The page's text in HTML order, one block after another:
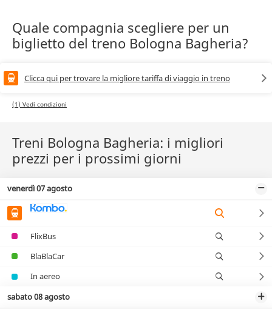
Quale compagnia scegliere per un
biglietto del treno Bologna Bagheria?
Clicca qui per trovare la migliore tariffa di viaggio in treno
(1) Vedi condizioni
Treni Bologna Bagheria: i migliori
prezzi per i prossimi giorni
venerdì 07 agosto
FlixBus
BlaBlaCar
In aereo
sabato 08 agosto